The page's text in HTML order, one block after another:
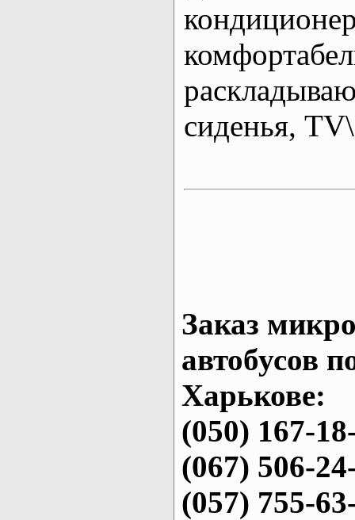
сиденья,
Заказ
автобусов
Харькове:
(050) 167-
(067) 506-
(057) 755-